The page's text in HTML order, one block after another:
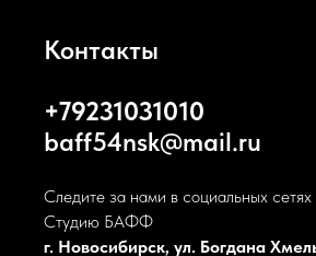
Контакты
+79231031010
baff54nsk@mail.ru
Следите за нами в социальных сетях
Студию БАФФ
г. Новосибирск, ул. Богдана